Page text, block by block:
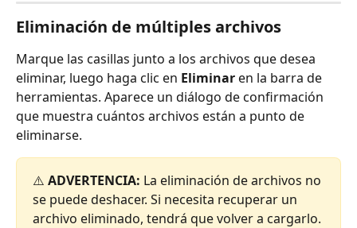
Eliminación de múltiples archivos
Marque las casillas junto a los archivos que desea
eliminar, luego haga clic en Eliminar en la barra de
herramientas. Aparece un diálogo de confirmación
que muestra cuántos archivos están a punto de
eliminarse.
⚠️ ADVERTENCIA: La eliminación de archivos no
se puede deshacer. Si necesita recuperar un
archivo eliminado, tendrá que volver a cargarlo.